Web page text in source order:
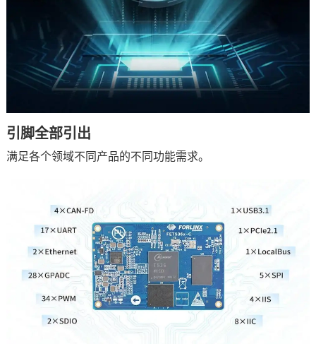
引脚全部引出
满足各个领域不同产品的不同功能需求。